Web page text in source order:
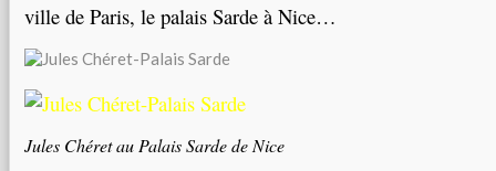
ville de Paris, le palais Sarde à Nice…
Jules Chéret au Palais Sarde de Nice